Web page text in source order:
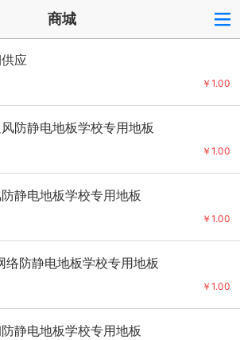
商城
应
￥1.00
防静电地板学校专用地板
￥1.00
静电地板学校专用地板
￥1.00
络防静电地板学校专用地板
￥1.00
静电地板学校专用地板